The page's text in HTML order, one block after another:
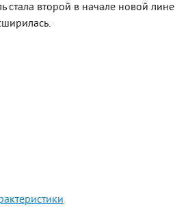
стала второй в начале новой